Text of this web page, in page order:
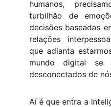
humanos,
turbilhão de
decisões baseadas
relações
que adianta
mundo digital se
desconectados de
Aí é que entra a